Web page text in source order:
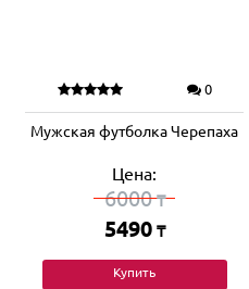
0
Мужская футболка Черепаха
Цена:
6000₸
5490 ₸
Купить